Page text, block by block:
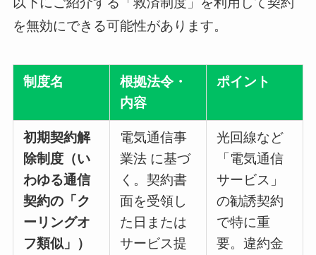
を無効にできる可能性があります。
制度名
根拠法令・
内容
ポイント
初期契約解
除制度（い
わゆる通信
契約の「ク
ーリングオ
フ類似」）
電気通信事
業法 に基づ
く。契約書
面を受領し
た日または
サービス提
光回線など
「電気通信
サービス」
の勧誘契約
で特に重
要。違約金